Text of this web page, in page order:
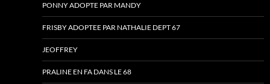
PONNY ADOPTE PAR MANDY
FRISBY ADOPTEE PAR NATHALIE DEPT 67
JEOFFREY
PRALINE EN FA DANS LE 68